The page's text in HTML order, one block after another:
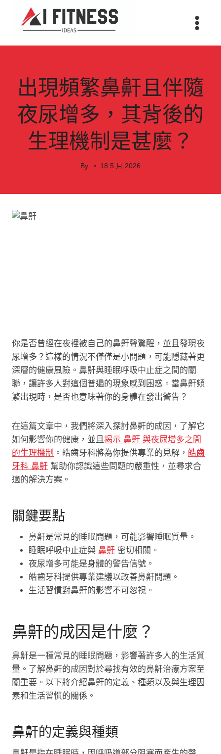
content
出現頻繁鼻鼾且伴隨
夜尿增多，其背後的
生理機制是甚麼？
By 18 5 月 2026
你是否曾經在夜裡被自己的鼻鼾聲驚醒，並且發現夜
尿增多？這樣的情況不僅僅是小問題，可能隱藏著更
深層的健康風險。鼻鼾與睡眠呼吸中止症之間的關
聯，讓許多人對這個普遍的現象感到困惑。當鼻鼾頻
繁出現時，是否也意味著你的身體在發出警告？
在這篇文章中，我們將深入探討鼻鼾的成因，了解它
如何影響你的健康，並且揭示 鼻鼾 與夜尿增多之間
的生理機制 。皓齒牙科將為你提供專業的見解， 皓齒
牙科 鼻鼾 幫助你認識這些問題的嚴重性，並尋求合
適的解決方案。
關鍵要點
鼻鼾是常見的睡眠問題，可能影響睡眠質量。
睡眠呼吸中止症與 鼻鼾 密切相關。
夜尿增多可能是身體的警告信號。
皓齒牙科提供專業建議以改善鼻鼾問題。
生活習慣對鼻鼾的影響不可忽視。
鼻鼾的成因是什麼？
鼻鼾是一種常見的睡眠問題，影響著許多人的生活質
量。了解鼻鼾的成因對於尋找有效的鼻鼾治療方案至
關重要。以下將介紹鼻鼾的定義、種類以及與生理因
素和生活習慣的關係。
鼻鼾的定義與種類